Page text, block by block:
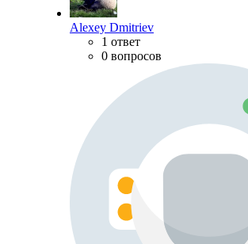
Alexey Dmitriev
1 ответ
0 вопросов